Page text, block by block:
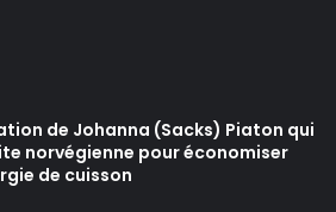
de Johanna (Sacks) Piaton qui
norvégienne pour économiser
de cuisson